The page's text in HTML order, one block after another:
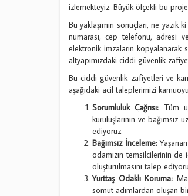
izlemekteyiz. Büyük ölçekli bu
Bu yaklaşımın sonuçları, ne
numarası, cep telefonu, adresi
elektronik imzaların kopyalanarak
altyapımızdaki ciddi güvenlik
Bu ciddi güvenlik zafiyetleri ve
aşağıdaki acil taleplerimizi
Sorumluluk Çağrısı: Tüm
kuruluşlarının ve
ediyoruz.
Bağımsız İnceleme:
odamızın temsilcilerinin de
oluşturulmasını talep
Yurttaş Odaklı Koruma:
somut adımlardan oluşan